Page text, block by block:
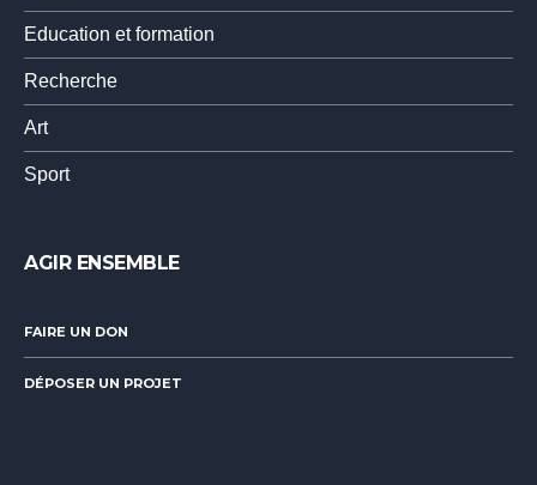
Education et formation
Recherche
Art
Sport
AGIR ENSEMBLE
FAIRE UN DON
DÉPOSER UN PROJET